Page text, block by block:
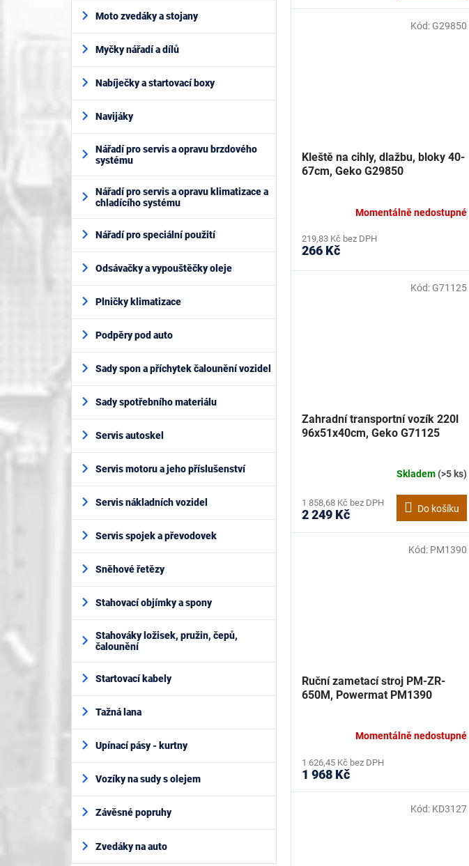
Moto zvedáky a stojany
Myčky nářadí a dílů
Nabíječky a startovací boxy
Navijáky
Nářadí pro servis a opravu brzdového
systému
Nářadí pro servis a opravu klimatizace a
chladícího systému
Nářadí pro speciální použití
Odsávačky a vypouštěčky oleje
Plničky klimatizace
Podpěry pod auto
Sady spon a příchytek čalounění vozidel
Sady spotřebního materiálu
Servis autoskel
Servis motoru a jeho příslušenství
Servis nákladních vozidel
Servis spojek a převodovek
Sněhové řetězy
Stahovací objímky a spony
Stahováky ložisek, pružin, čepů,
čalounění
Startovací kabely
Tažná lana
Upínací pásy - kurtny
Vozíky na sudy s olejem
Závěsné popruhy
Zvedáky na auto
Kleště na cihly, dlažbu, bloky 40-
67cm, Geko G29850
Momentálně nedostupné
219,83 Kč bez DPH
266 Kč
Kód: G29850
Zahradní transportní vozík 220l
96x51x40cm, Geko G71125
Skladem(>5 ks)
1 858,68 Kč bez DPH
2 249 Kč Do košíku
Kód: G71125
Ruční zametací stroj PM-ZR-
650M, Powermat PM1390
Momentálně nedostupné
1 626,45 Kč bez DPH
1 968 Kč
Kód: PM1390
Kód: KD3127